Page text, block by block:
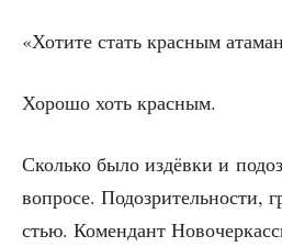
«Хоти­те стать крас­ным
Хоро­шо хоть красным.
Сколь­ко было издёв­ки и
вопро­се. Подо­зри­тель­но­сти,
стью. Комен­дант